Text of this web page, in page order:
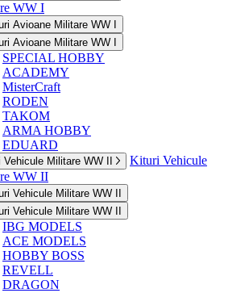
WW I
Avioane Militare WW I
Avioane Militare WW I
SPECIAL HOBBY
ACADEMY
MisterCraft
RODEN
TAKOM
ARMA HOBBY
EDUARD
Vehicule Militare WW II
Kituri Vehicule
WW II
Vehicule Militare WW II
Vehicule Militare WW II
IBG MODELS
ACE MODELS
HOBBY BOSS
REVELL
DRAGON